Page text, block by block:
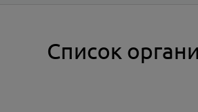
Список